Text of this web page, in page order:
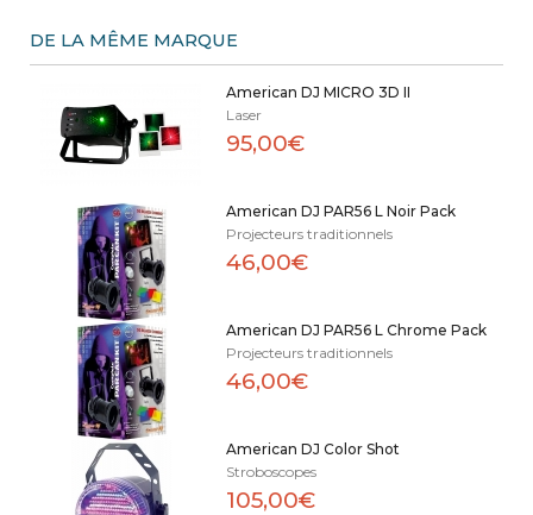
DE LA MÊME MARQUE
American DJ MICRO 3D II
Laser
95,00€
American DJ PAR56 L Noir Pack
Projecteurs traditionnels
46,00€
American DJ PAR56 L Chrome Pack
Projecteurs traditionnels
46,00€
American DJ Color Shot
Stroboscopes
105,00€